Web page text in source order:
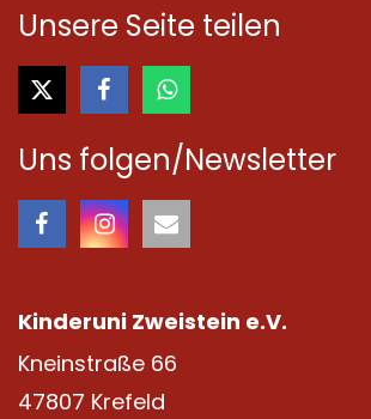
Unsere Seite teilen
Uns folgen/Newsletter
Kinderuni Zweistein e.V.
Kneinstraße 66
47807 Krefeld